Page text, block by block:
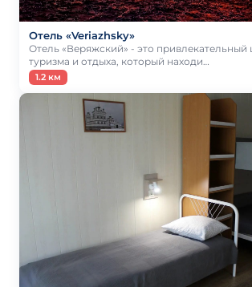
Отель «Veriazhsky»
Отель «Веряжский» - это привлекательный
туризма и отдыха, который находи…
1.2 км